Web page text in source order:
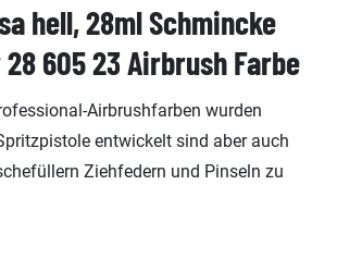
hell, 28ml Schmincke
605 23 Airbrush Farbe
Airbrushfarben wurden
entwickelt sind aber auch
Ziehfedern und Pinseln zu